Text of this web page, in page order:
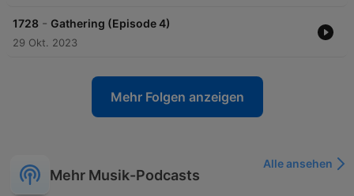
1728 - Gathering (Episode 4)
29 Okt. 2023
Mehr Folgen anzeigen
Mehr Musik-Podcasts
Alle ansehen